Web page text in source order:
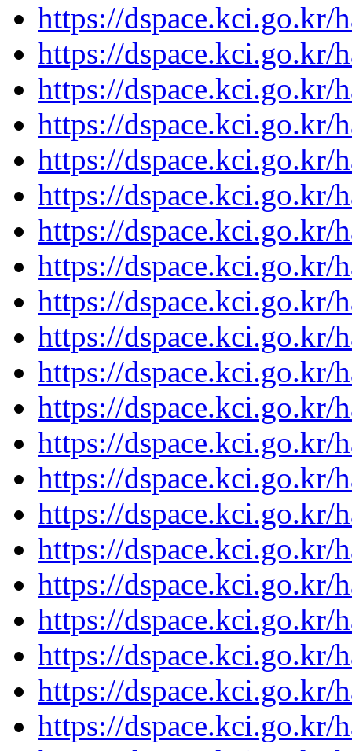
https://dspace.kci.go.kr/
https://dspace.kci.go.kr/
https://dspace.kci.go.kr/
https://dspace.kci.go.kr/
https://dspace.kci.go.kr/
https://dspace.kci.go.kr/
https://dspace.kci.go.kr/
https://dspace.kci.go.kr/
https://dspace.kci.go.kr/
https://dspace.kci.go.kr/
https://dspace.kci.go.kr/
https://dspace.kci.go.kr/
https://dspace.kci.go.kr/
https://dspace.kci.go.kr/
https://dspace.kci.go.kr/
https://dspace.kci.go.kr/
https://dspace.kci.go.kr/
https://dspace.kci.go.kr/
https://dspace.kci.go.kr/
https://dspace.kci.go.kr/
https://dspace.kci.go.kr/